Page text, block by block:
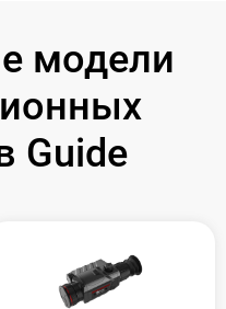
модели
Guide